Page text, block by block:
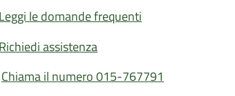
Leggi le domande frequenti
Richiedi assistenza
Chiama il numero 015-767791